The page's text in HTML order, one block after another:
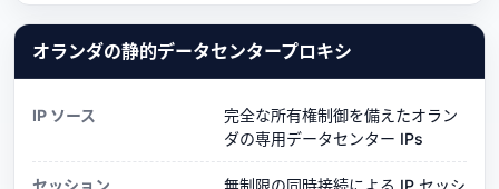
オランダの静的データセンタープロキシ
IP ソース
完全な所有権制御を備えたオラン
ダの専用データセンター IPs
セッション 無制限の同時接続による IP セッシ